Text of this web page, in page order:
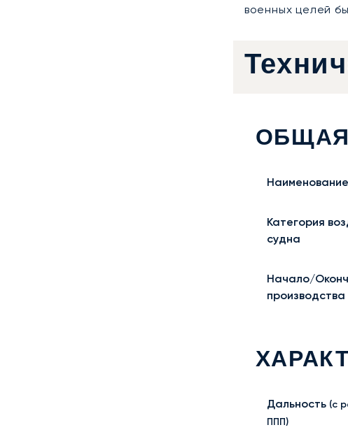
военных целей
Категория
судна
Начало/
производства
Дальность(с
ППП)